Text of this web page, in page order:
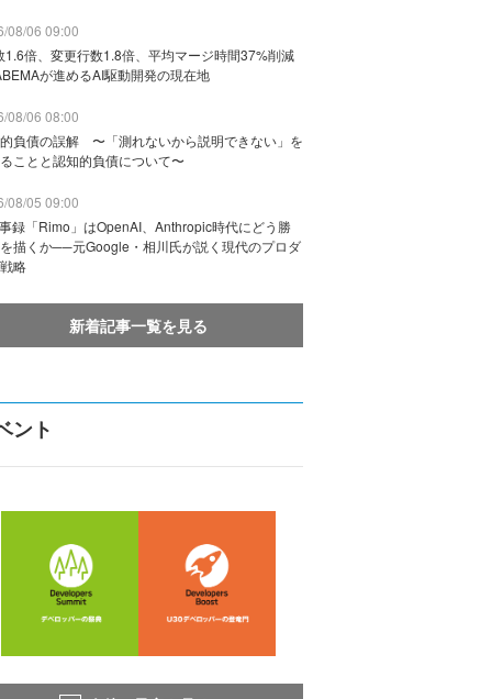
08/06 09:00
1.6倍、変更行数1.8倍、平均マージ時間37%削減
が進めるAI駆動開発の現在地
08/06 08:00
負債の誤解 〜「測れないから説明できない」を
ことと認知的負債について〜
08/05 09:00
録「Rimo」はOpenAI、Anthropic時代にどう勝
描くか──元Google・相川氏が説く現代のプロダ
略
新着記事一覧を見る
ント